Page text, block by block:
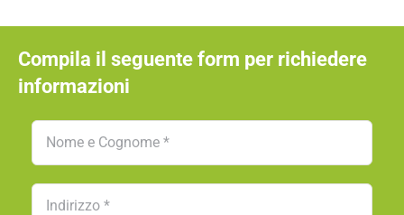
Compila il seguente form per richiedere
informazioni